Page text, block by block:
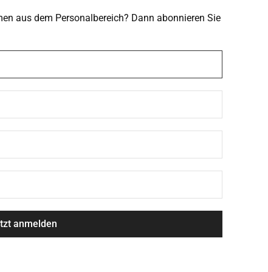
aus dem Personalbereich? Dann abonnieren Sie